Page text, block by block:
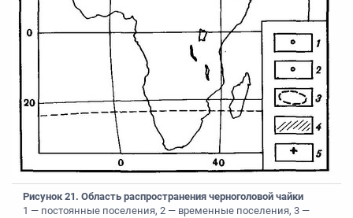
Рисунок 21. Область распространения черноголовой чайки
1 — постоянные поселения, 2 — временные поселения, 3 —